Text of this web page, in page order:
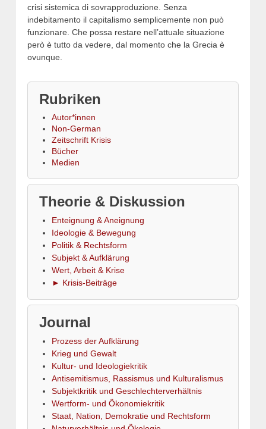
crisi sistemica di sovrapproduzione. Senza
indebitamento il capitalismo semplicemente non può
funzionare. Che possa restare nell’attuale situazione
però è tutto da vedere, dal momento che la Grecia è
ovunque.
Rubriken
Autor*innen
Non-German
Zeitschrift Krisis
Bücher
Medien
Theorie & Diskussion
Enteignung & Aneignung
Ideologie & Bewegung
Politik & Rechtsform
Subjekt & Aufklärung
Wert, Arbeit & Krise
► Krisis-Beiträge
Journal
Prozess der Aufklärung
Krieg und Gewalt
Kultur- und Ideologiekritik
Antisemitismus, Rassismus und Kulturalismus
Subjektkritik und Geschlechterverhältnis
Wertform- und Ökonomiekritik
Staat, Nation, Demokratie und Rechtsform